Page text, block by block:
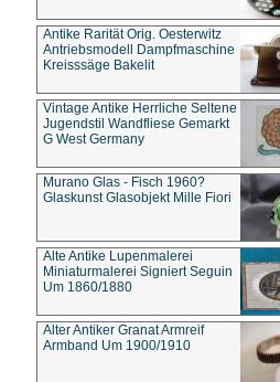
Antike Rarität Orig. Oesterwitz
Antriebsmodell Dampfmaschine
Kreisssäge Bakelit
Vintage Antike Herrliche Seltene
Jugendstil Wandfliese Gemarkt
G West Germany
Murano Glas - Fisch 1960?
Glaskunst Glasobjekt Mille Fiori
Alte Antike Lupenmalerei
Miniaturmalerei Signiert Seguin
Um 1860/1880
Alter Antiker Granat Armreif
Armband Um 1900/1910